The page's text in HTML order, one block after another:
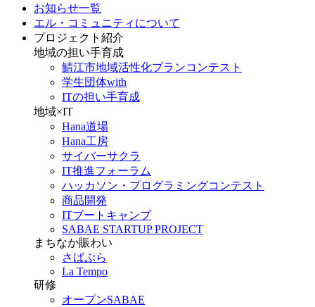
お知らせ一覧
エル・コミュニティについて
プロジェクト紹介
地域の担い手育成
鯖江市地域活性化プランコンテスト
学生団体with
ITの担い手育成
地域×IT
Hana道場
Hana工房
サイバーサクラ
IT推進フォーラム
ハッカソン・プログラミングコンテスト
商品開発
ITブートキャンプ
SABAE STARTUP PROJECT
まちなか賑わい
さばぷら
La Tempo
研修
オープンSABAE